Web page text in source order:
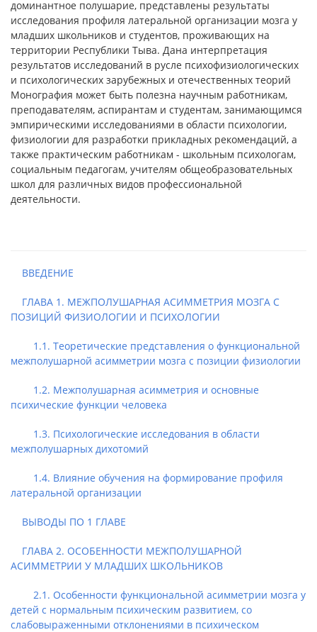
доминантное полушарие, представлены результаты
исследования профиля латеральной организации мозга у
младших школьников и студентов, проживающих на
территории Республики Тыва. Дана интерпретация
результатов исследований в русле психофизиологических
и психологических зарубежных и отечественных теорий
Монография может быть полезна научным работникам,
преподавателям, аспирантам и студентам, занимающимся
эмпирическими исследованиями в области психологии,
физиологии для разработки прикладных рекомендаций, а
также практическим работникам - школьным психологам,
социальным педагогам, учителям общеобразовательных
школ для различных видов профессиональной
деятельности.
ВВЕДЕНИЕ
ГЛАВА 1. МЕЖПОЛУШАРНАЯ АСИММЕТРИЯ МОЗГА С
ПОЗИЦИЙ ФИЗИОЛОГИИ И ПСИХОЛОГИИ
1.1. Теоретические представления о функциональной
межполушарной асимметрии мозга с позиции физиологии
1.2. Межполушарная асимметрия и основные
психические функции человека
1.3. Психологические исследования в области
межполушарных дихотомий
1.4. Влияние обучения на формирование профиля
латеральной организации
ВЫВОДЫ ПО 1 ГЛАВЕ
ГЛАВА 2. ОСОБЕННОСТИ МЕЖПОЛУШАРНОЙ
АСИММЕТРИИ У МЛАДШИХ ШКОЛЬНИКОВ
2.1. Особенности функциональной асимметрии мозга у
детей с нормальным психическим развитием, со
слабовыраженными отклонениями в психическом